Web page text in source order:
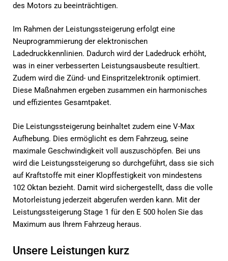
des Motors zu beeinträchtigen.
Im Rahmen der Leistungssteigerung erfolgt eine
Neuprogrammierung der elektronischen
Ladedruckkennlinien. Dadurch wird der Ladedruck erhöht,
was in einer verbesserten Leistungsausbeute resultiert.
Zudem wird die Zünd- und Einspritzelektronik optimiert.
Diese Maßnahmen ergeben zusammen ein harmonisches
und effizientes Gesamtpaket.
Die Leistungssteigerung beinhaltet zudem eine V-Max
Aufhebung. Dies ermöglicht es dem Fahrzeug, seine
maximale Geschwindigkeit voll auszuschöpfen. Bei uns
wird die Leistungssteigerung so durchgeführt, dass sie sich
auf Kraftstoffe mit einer Klopffestigkeit von mindestens
102 Oktan bezieht. Damit wird sichergestellt, dass die volle
Motorleistung jederzeit abgerufen werden kann. Mit der
Leistungssteigerung Stage 1 für den E 500 holen Sie das
Maximum aus Ihrem Fahrzeug heraus.
Unsere Leistungen kurz